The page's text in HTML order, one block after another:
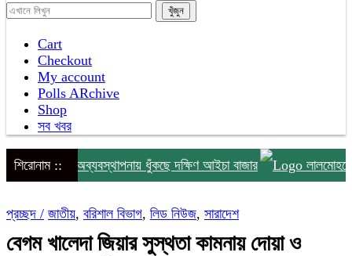
Cart
Checkout
My account
Polls ARchive
Shop
সব খবর
শিরোনাম ::
নেই, অব্যবস্থাপনায় ধুঁকছে দক্ষিণ আইচা বাজার লালমোহনে
প্রচ্ছদ / জাতীয়, বরিশাল বিভাগ, লিড নিউজ, সারাদেশ
বেগম খালেদা জিয়ার সুস্থতা কামনায় দোয়া ও